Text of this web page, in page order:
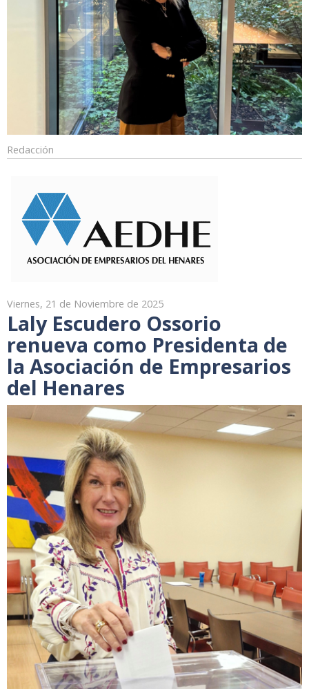
Redacción
Viernes, 21 de Noviembre de 2025
Laly Escudero Ossorio
renueva como Presidenta de
la Asociación de Empresarios
del Henares